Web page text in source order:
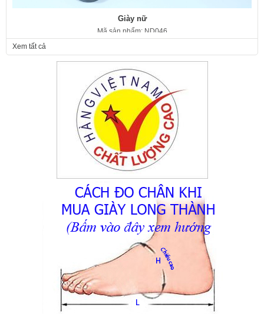
Giày nữ
Mã sản phẩm: ND046
Xem tất cả